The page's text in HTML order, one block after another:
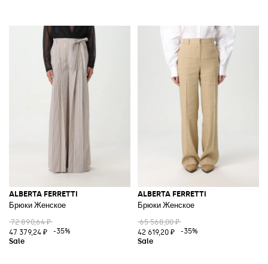
ALBERTA FERRETTI
Брюки Женское
72 890,64 ₽
47 379,24 ₽
-35%
ALBERTA FERRETTI
Брюки Женское
65 568,00 ₽
42 619,20 ₽
-35%